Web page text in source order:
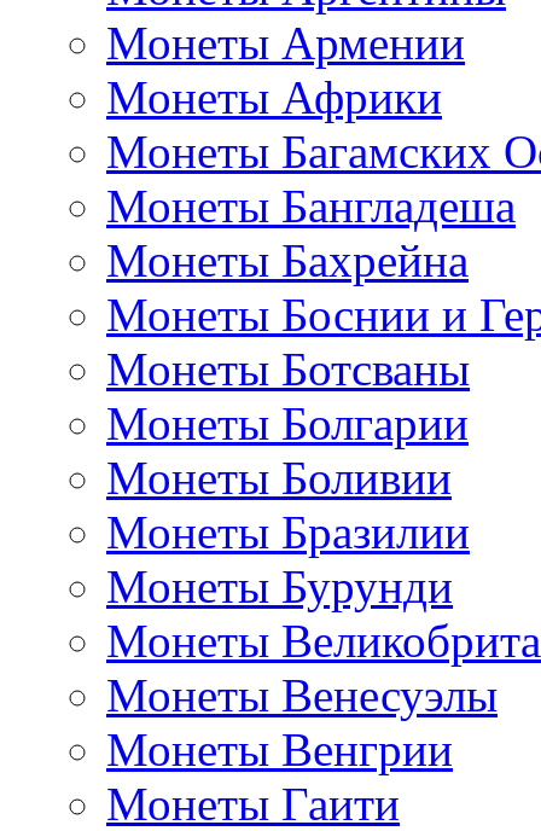
Монеты Армении
Монеты Африки
Монеты Багамских
Монеты Бангладеша
Монеты Бахрейна
Монеты Боснии и
Монеты Ботсваны
Монеты Болгарии
Монеты Боливии
Монеты Бразилии
Монеты Бурунди
Монеты
Монеты Венесуэлы
Монеты Венгрии
Монеты Гаити